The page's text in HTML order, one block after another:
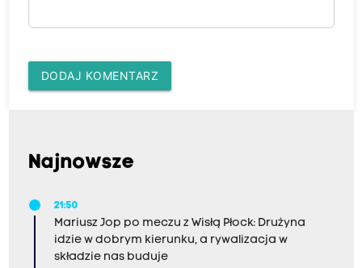
DODAJ KOMENTARZ
Najnowsze
21:50
Mariusz Jop po meczu z Wisłą Płock: Drużyna
idzie w dobrym kierunku, a rywalizacja w
składzie nas buduje